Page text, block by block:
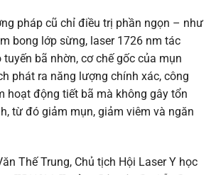
pháp cũ chỉ điều trị phần ngọn – như
bong lớp sừng, laser 1726 nm tác
bã nhờn, cơ chế gốc của mụn
phát ra năng lượng chính xác, công
hoạt động tiết bã mà không gây tổn
từ đó giảm mụn, giảm viêm và ngăn
Thế Trung, Chủ tịch Hội Laser Y học